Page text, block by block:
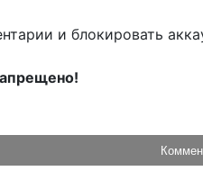
и блокировать